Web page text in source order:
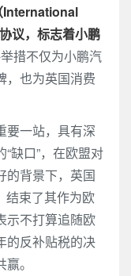
International
议，标志着小鹏
措不仅为小鹏汽
，也为英国消费
要一站，具有深
缺口”，在欧盟对
的背景下，英国
结束了其作为欧
示不打算追随欧
的反补贴税的决
。